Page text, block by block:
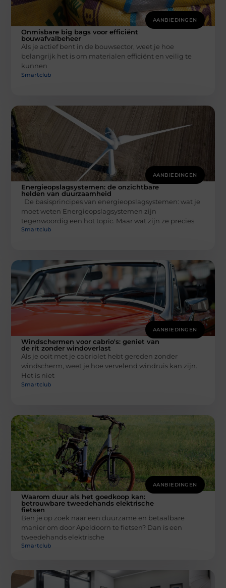
AANBIEDINGEN
Onmisbare big bags voor efficiënt
bouwafvalbeheer
Als je actief bent in de bouwsector, weet je hoe
belangrijk het is om materialen efficiënt en veilig te
kunnen
Smartclub
AANBIEDINGEN
Energieopslagsystemen: de onzichtbare
helden van duurzaamheid
De basisprincipes van energieopslagsystemen: wat je
moet weten Energieopslagsystemen zijn
tegenwoordig een hot topic. Maar wat zijn ze precies
Smartclub
AANBIEDINGEN
Windschermen voor cabrio's: geniet van
de rit zonder windoverlast
Als je ooit met je cabriolet hebt gereden zonder
windscherm, weet je hoe vervelend windruis kan zijn.
Het is niet
Smartclub
AANBIEDINGEN
Waarom duur als het goedkoop kan:
betrouwbare tweedehands elektrische
fietsen
Ben je op zoek naar een duurzame en betaalbare
manier om door Apeldoorn te fietsen? Dan is een
tweedehands elektrische
Smartclub